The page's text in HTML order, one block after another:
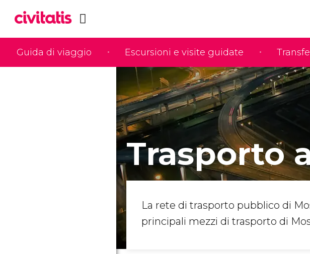
Guida di viaggio Escursioni e visite guidate
Trasporto
La rete di trasporto pubblico di
principali mezzi di trasporto di